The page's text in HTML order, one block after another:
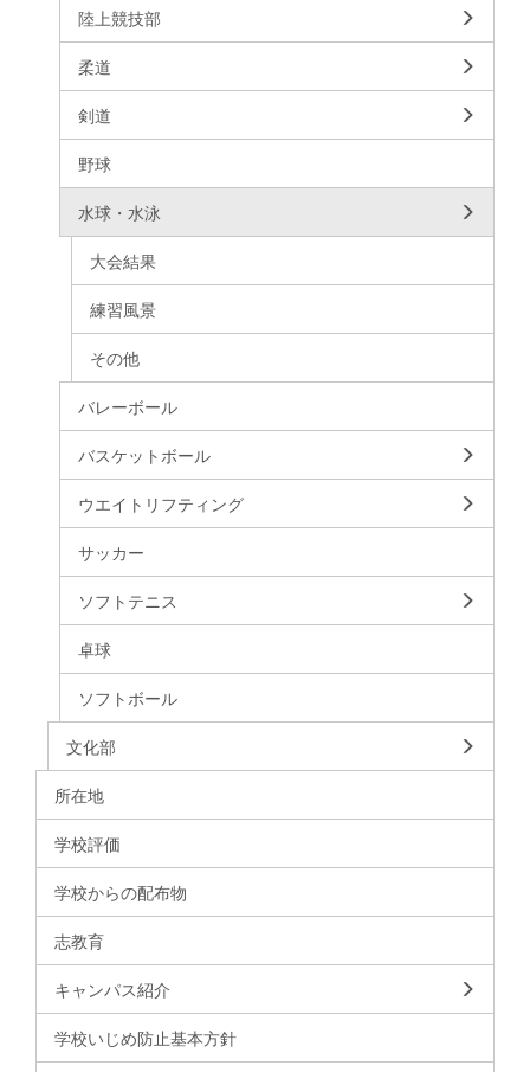
陸上競技部
柔道
剣道
野球
水球・水泳
大会結果
練習風景
その他
バレーボール
バスケットボール
ウエイトリフティング
サッカー
ソフトテニス
卓球
ソフトボール
文化部
所在地
学校評価
学校からの配布物
志教育
キャンパス紹介
学校いじめ防止基本方針